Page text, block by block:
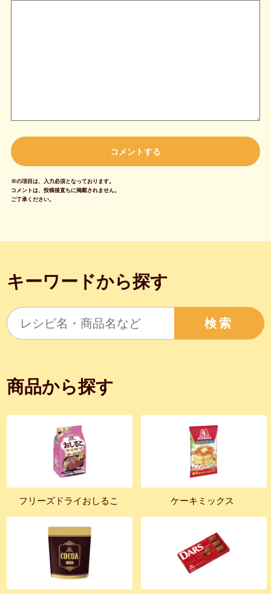
※の項目は、入力必須となっております。
コメントは、投稿後直ちに掲載されません。
ご了承ください。
キーワードから探す
検索
商品から探す
フリーズドライおしるこ ケーキミックス